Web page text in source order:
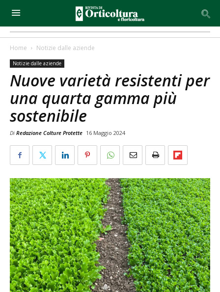
Home Notizie dalle aziende
Notizie dalle aziende
Nuove varietà resistenti per
una quarta gamma più
sostenibile
Di Redazione Colture Protette 16 Maggio 2024